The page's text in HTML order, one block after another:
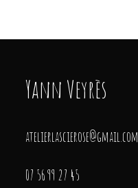
Yann Veyrès
atelierlascierose@gmail.com
07 56 99 27 45